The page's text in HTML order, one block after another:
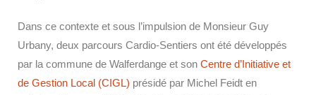
Dans ce contexte et sous l’impulsion de Monsieur Guy
Urbany, deux parcours Cardio-Sentiers ont été développés
par la commune de Walferdange et son Centre d’Initiative et
de Gestion Local (CIGL) présidé par Michel Feidt en